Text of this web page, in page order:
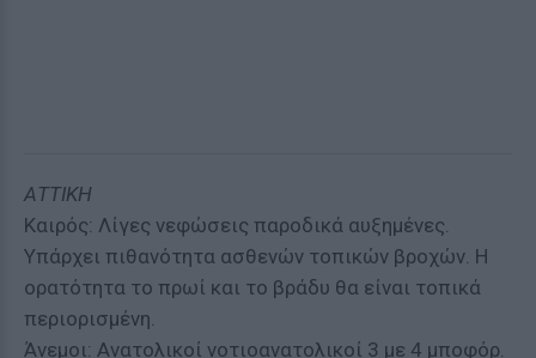
ΑΤΤΙΚΗ
Καιρός: Λίγες νεφώσεις παροδικά αυξημένες.
Υπάρχει πιθανότητα ασθενών τοπικών βροχών. H
oρατότητα το πρωί και το βράδυ θα είναι τοπικά
περιορισμένη.
Άνεμοι: Ανατολικοί νοτιοανατολικοί 3 με 4 μποφόρ.